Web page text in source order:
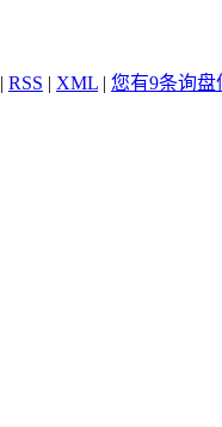
| RSS | XML | 您有9条询盘